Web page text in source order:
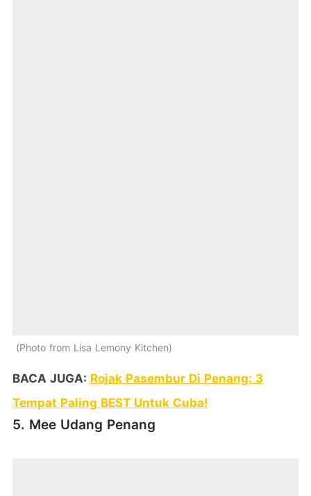
Photo from Lisa Lemony Kitchen
BACA JUGA: Rojak Pasembur Di Penang: 3
Tempat Paling BEST Untuk Cuba!
5. Mee Udang Penang